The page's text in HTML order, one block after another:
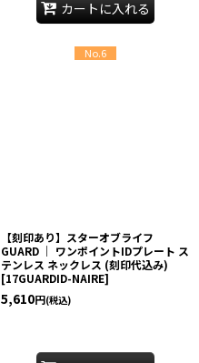
カートに入れる
No.6
【刻印あり】スターオブライフ
GUARD ｜ ワンポイントIDプレート ス
テンレス ネックレス (刻印代込み)
[17GUARDID-NAIRE]
5,610円(税込)